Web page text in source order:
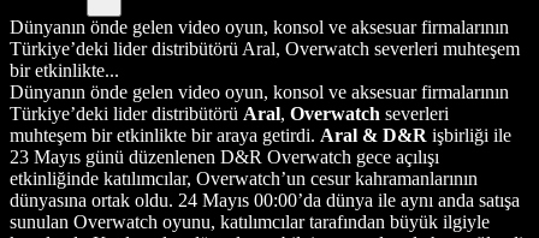
Dünyanın önde gelen video oyun, konsol ve aksesuar firmalarının
Türkiye’deki lider distribütörü Aral, Overwatch severleri muhteşem
bir etkinlikte...
Dünyanın önde gelen video oyun, konsol ve aksesuar firmalarının
Türkiye’deki lider distribütörü Aral, Overwatch severleri
muhteşem bir etkinlikte bir araya getirdi. Aral & D&R işbirliği ile
23 Mayıs günü düzenlenen D&R Overwatch gece açılışı
etkinliğinde katılımcılar, Overwatch’un cesur kahramanlarının
dünyasına ortak oldu. 24 Mayıs 00:00’da dünya ile aynı anda satışa
sunulan Overwatch oyunu, katılımcılar tarafından büyük ilgiyle